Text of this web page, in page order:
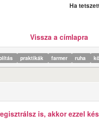
Ha
Vissza a címlapra
praktikák farmer ruha
is, akkor ezzel